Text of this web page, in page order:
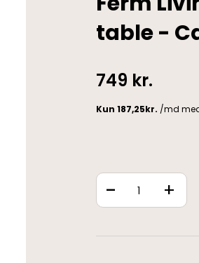
table -
749 kr.
+
-